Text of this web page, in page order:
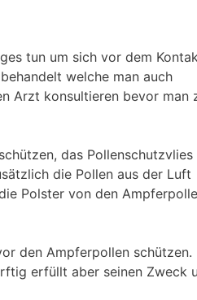
tun um sich vor dem
welche man auch
Arzt konsultieren bevor man
das Pollenschutzvlies
die Pollen aus der Luft
Polster von den
den Ampferpollen schützen.
erfüllt aber seinen Zweck